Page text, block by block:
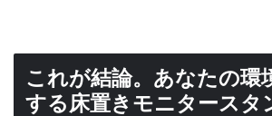
これが結論。あなたの環
する床置きモニタースタ